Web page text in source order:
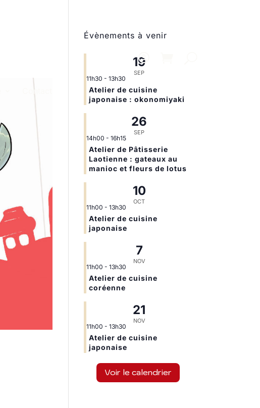
Évènements à venir
19
SEP
11h30 - 13h30
Atelier de cuisine
japonaise : okonomiyaki
26
SEP
14h00 - 16h15
Atelier de Pâtisserie
Laotienne : gateaux au
manioc et fleurs de lotus
10
OCT
11h00 - 13h30
Atelier de cuisine
japonaise
7
NOV
11h00 - 13h30
Atelier de cuisine
coréenne
21
NOV
11h00 - 13h30
Atelier de cuisine
japonaise
Voir le calendrier